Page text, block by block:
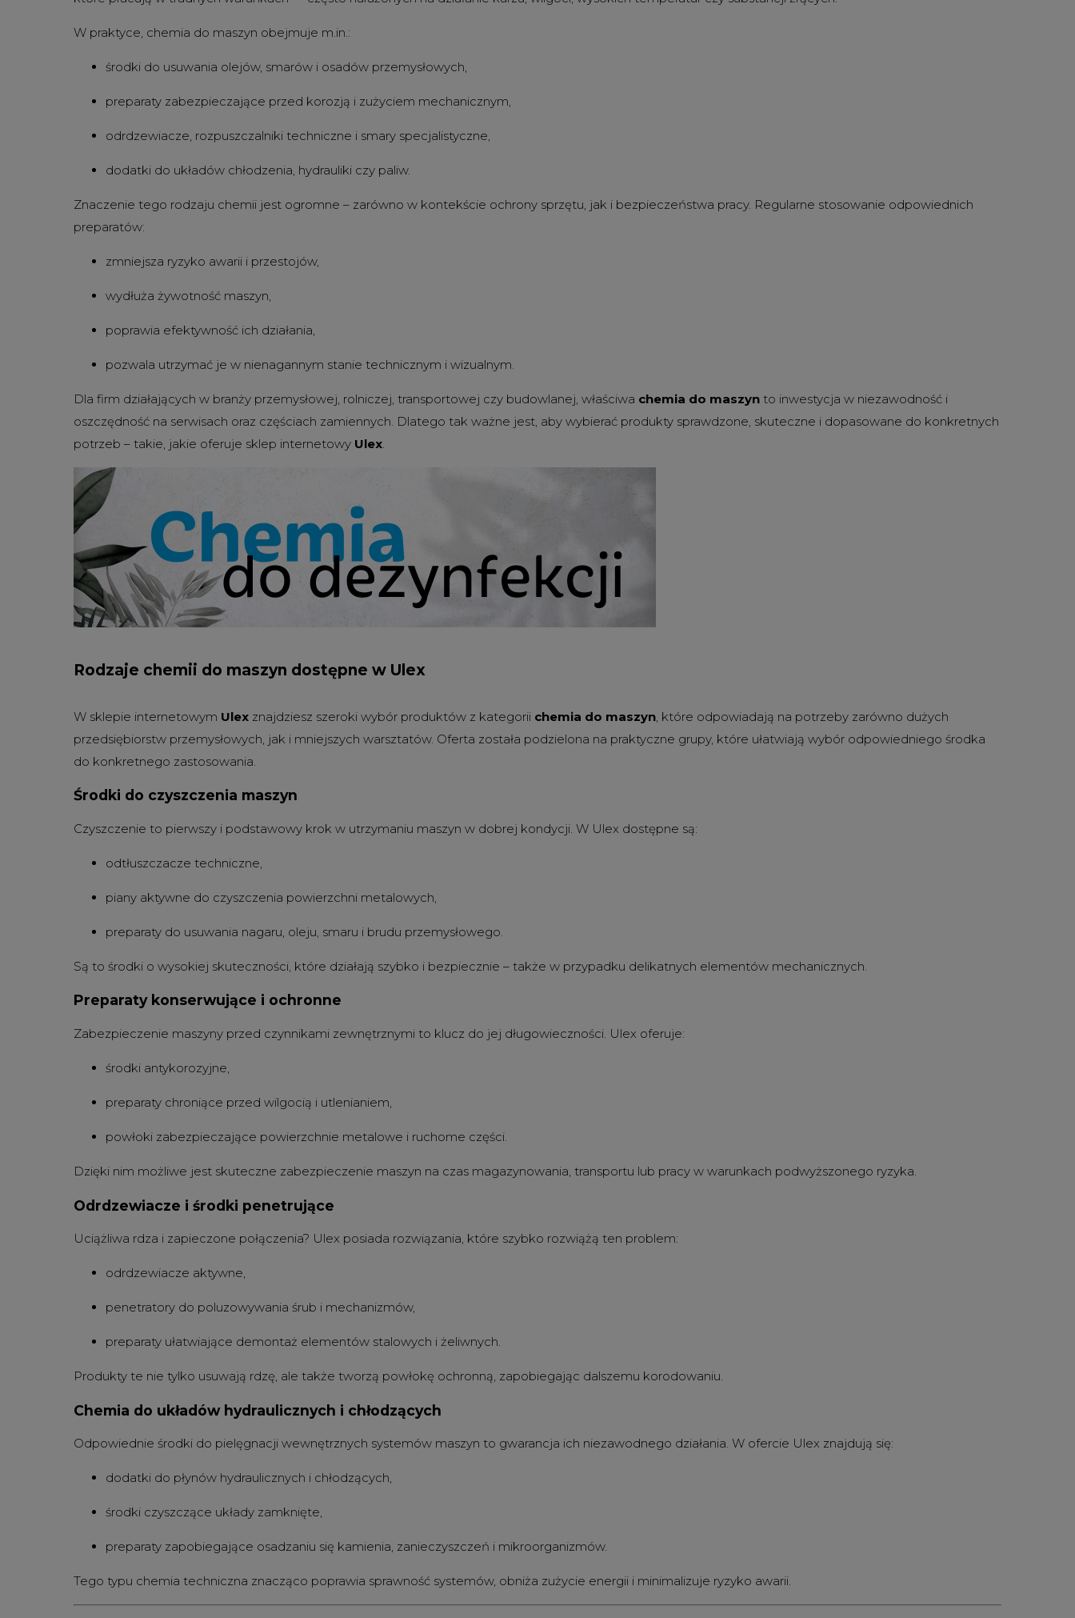
W praktyce, chemia do maszyn obejmuje m.in.:
środki do usuwania olejów, smarów i osadów przemysłowych,
preparaty zabezpieczające przed korozją i zużyciem mechanicznym,
odrdzewiacze, rozpuszczalniki techniczne i smary specjalistyczne,
dodatki do układów chłodzenia, hydrauliki czy paliw.
Znaczenie tego rodzaju chemii jest ogromne – zarówno w kontekście ochrony sprzętu, jak i bezpieczeństwa pracy. Regularne stosowanie odpowiednich
preparatów:
zmniejsza ryzyko awarii i przestojów,
wydłuża żywotność maszyn,
poprawia efektywność ich działania,
pozwala utrzymać je w nienagannym stanie technicznym i wizualnym.
Dla firm działających w branży przemysłowej, rolniczej, transportowej czy budowlanej, właściwa chemia do maszyn to inwestycja w niezawodność i
oszczędność na serwisach oraz częściach zamiennych. Dlatego tak ważne jest, aby wybierać produkty sprawdzone, skuteczne i dopasowane do konkretnych
potrzeb – takie, jakie oferuje sklep internetowy Ulex
Rodzaje chemii do maszyn dostępne w Ulex
W sklepie internetowym Ulex znajdziesz szeroki wybór produktów z kategorii chemia do maszyn , które odpowiadają na potrzeby zarówno dużych
przedsiębiorstw przemysłowych, jak i mniejszych warsztatów. Oferta została podzielona na praktyczne grupy, które ułatwiają wybór odpowiedniego środka
do konkretnego zastosowania.
Środki do czyszczenia maszyn
Czyszczenie to pierwszy i podstawowy krok w utrzymaniu maszyn w dobrej kondycji. W Ulex dostępne są:
odtłuszczacze techniczne,
piany aktywne do czyszczenia powierzchni metalowych,
preparaty do usuwania nagaru, oleju, smaru i brudu przemysłowego.
Są to środki o wysokiej skuteczności, które działają szybko i bezpiecznie – także w przypadku delikatnych elementów mechanicznych.
Preparaty konserwujące i ochronne
Zabezpieczenie maszyny przed czynnikami zewnętrznymi to klucz do jej długowieczności. Ulex oferuje:
środki antykorozyjne,
preparaty chroniące przed wilgocią i utlenianiem,
powłoki zabezpieczające powierzchnie metalowe i ruchome części.
Dzięki nim możliwe jest skuteczne zabezpieczenie maszyn na czas magazynowania, transportu lub pracy w warunkach podwyższonego ryzyka.
Odrdzewiacze i środki penetrujące
Uciążliwa rdza i zapieczone połączenia? Ulex posiada rozwiązania, które szybko rozwiążą ten problem:
odrdzewiacze aktywne,
penetratory do poluzowywania śrub i mechanizmów,
preparaty ułatwiające demontaż elementów stalowych i żeliwnych.
Produkty te nie tylko usuwają rdzę, ale także tworzą powłokę ochronną, zapobiegając dalszemu korodowaniu.
Chemia do układów hydraulicznych i chłodzących
Odpowiednie środki do pielęgnacji wewnętrznych systemów maszyn to gwarancja ich niezawodnego działania. W ofercie Ulex znajdują się:
dodatki do płynów hydraulicznych i chłodzących,
środki czyszczące układy zamknięte,
preparaty zapobiegające osadzaniu się kamienia, zanieczyszczeń i mikroorganizmów.
Tego typu chemia techniczna znacząco poprawia sprawność systemów, obniża zużycie energii i minimalizuje ryzyko awarii.